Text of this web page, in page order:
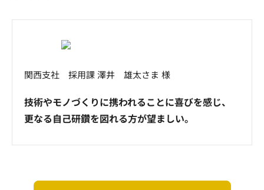
関西支社 採用課 澤井 雄太さま 様
技術やモノづくりに携われることに喜びを感じ、
更なる自己研鑽を図れる方が望ましい。